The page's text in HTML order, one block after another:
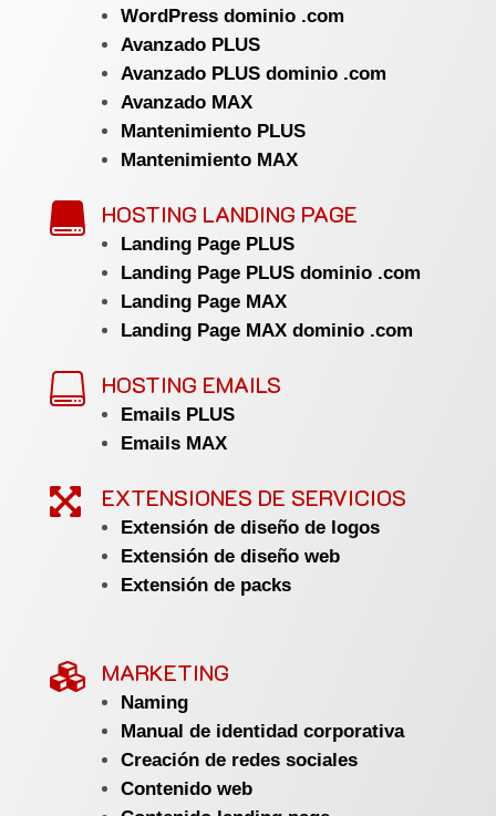
WordPress dominio .com
Avanzado PLUS
Avanzado PLUS dominio .com
Avanzado MAX
Mantenimiento PLUS
Mantenimiento MAX
 HOSTING LANDING PAGE
Landing Page PLUS
Landing Page PLUS dominio .com
Landing Page MAX
Landing Page MAX dominio .com
 HOSTING EMAILS
Emails PLUS
Emails MAX
 EXTENSIONES DE SERVICIOS
Extensión de diseño de logos
Extensión de diseño web
Extensión de packs
 MARKETING
Naming
Manual de identidad corporativa
Creación de redes sociales
Contenido web